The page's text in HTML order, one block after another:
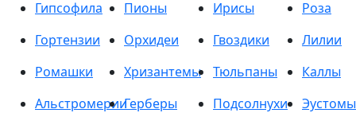
Гипсофила
Пионы Ирисы
Роза
Гортензии
Орхидеи Гвоздики
Лилии
Ромашки
Хризантемы Тюльпаны
Каллы
АльстромерииГерберы Подсолнухи
Эустомы